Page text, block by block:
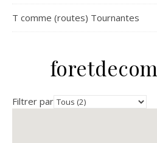
T comme (routes) Tournantes
Filtrer par